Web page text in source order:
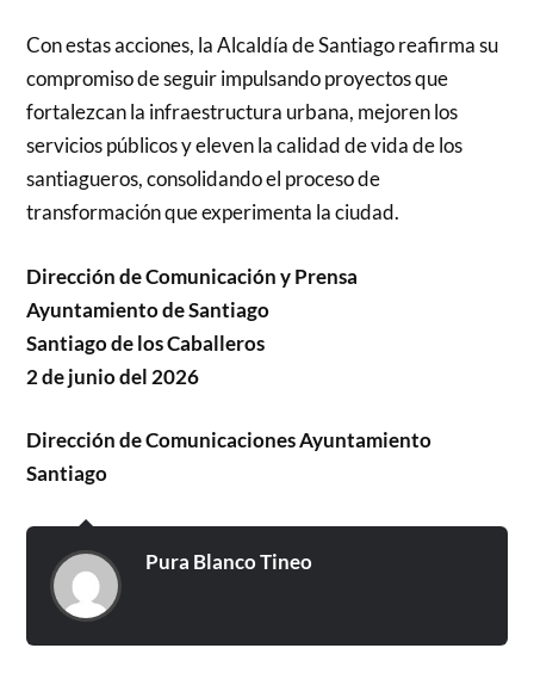
Con estas acciones, la Alcaldía de Santiago reafirma su
compromiso de seguir impulsando proyectos que
fortalezcan la infraestructura urbana, mejoren los
servicios públicos y eleven la calidad de vida de los
santiagueros, consolidando el proceso de
transformación que experimenta la ciudad.
Dirección de Comunicación y Prensa
Ayuntamiento de Santiago
Santiago de los Caballeros
2 de junio del 2026
Dirección de Comunicaciones Ayuntamiento
Santiago
Pura Blanco Tineo